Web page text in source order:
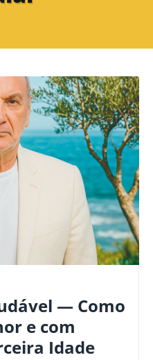
— Como
e com
Idade